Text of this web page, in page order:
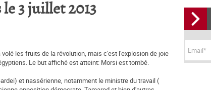
3 juillet 2013
les fruits de la révolution, mais c'est l'explosion de joie
Le but affiché est atteint: Morsi est tombé.
et nassérienne, notamment le ministre du travail (